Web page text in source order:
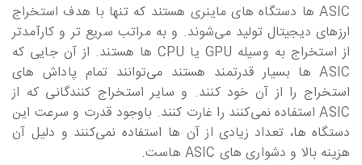
ASIC ها دستگاه های ماینری هستند که تنها با هدف استخراج
ارزهای دیجیتال تولید می‎‎‎‎‎‎‎شوند. و به مراتب سریع تر و کارآمدتر
از استخراج به وسیله GPU یا CPU ها هستند. از آن جایی که
ASIC ها بسیار قدرتمند هستند می‎‎‎‎‎‎‎توانند تمام پاداش های
استخراج را از آن خود کنند. و سایر استخراج کنندگانی که از
ASIC استفاده نمی‎‎‎‎‎‎‎کنند را غارت کنند. باوجود قدرت و سرعت این
دستگاه ها، تعداد زیادی از آن ها استفاده نمی‎‎‎‎‎‎‎کنند و دلیل آن
هزینه بالا و دشواری های ASIC هاست.